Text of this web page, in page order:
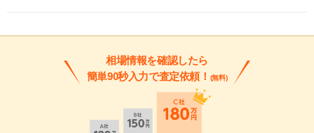
相場情報を確認したら
簡単90秒入力で査定依頼！ (無料)